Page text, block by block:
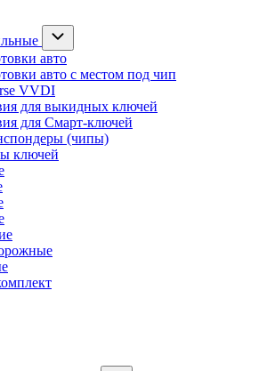
авто
авто с местом под чип
VVDI
для выкидных ключей
для Смарт-ключей
(чипы)
ключей